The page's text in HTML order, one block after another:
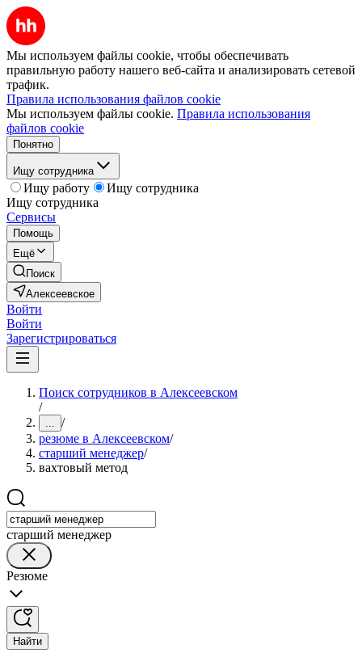
Мы используем файлы cookie, чтобы обеспечивать
правильную работу нашего веб-сайта и анализировать сетевой
трафик.
Правила использования файлов cookie
Мы используем файлы cookie. Правила использования
файлов cookie
Понятно
Ищу сотрудника
Ищу работу
Ищу сотрудника
Ищу сотрудника
Сервисы
Помощь
Ещё
Поиск
Алексеевское
Войти
Войти
Зарегистрироваться
Поиск сотрудников в Алексеевском
/
... /
резюме в Алексеевском/
старший менеджер/
вахтовый метод
старший менеджер
Резюме
Найти